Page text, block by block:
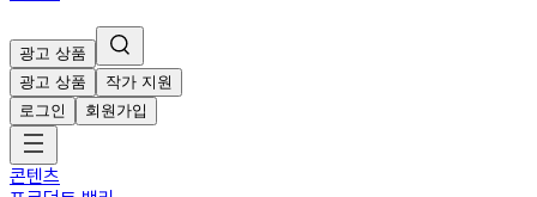
광고 상품
광고 상품
작가 지원
로그인
회원가입
콘텐츠